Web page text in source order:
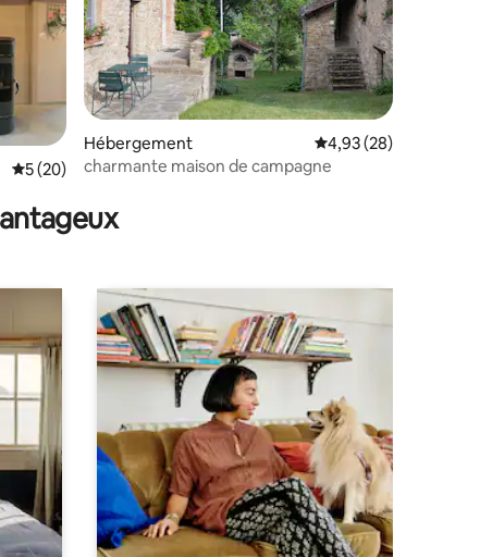
: 4,9 sur 5
Évaluation moyenne sur la base de 20 commentaires : 5 sur 5
5 (20)
Hébergement Évaluation moyenne
4,93 (28)
charmante maison de campagne